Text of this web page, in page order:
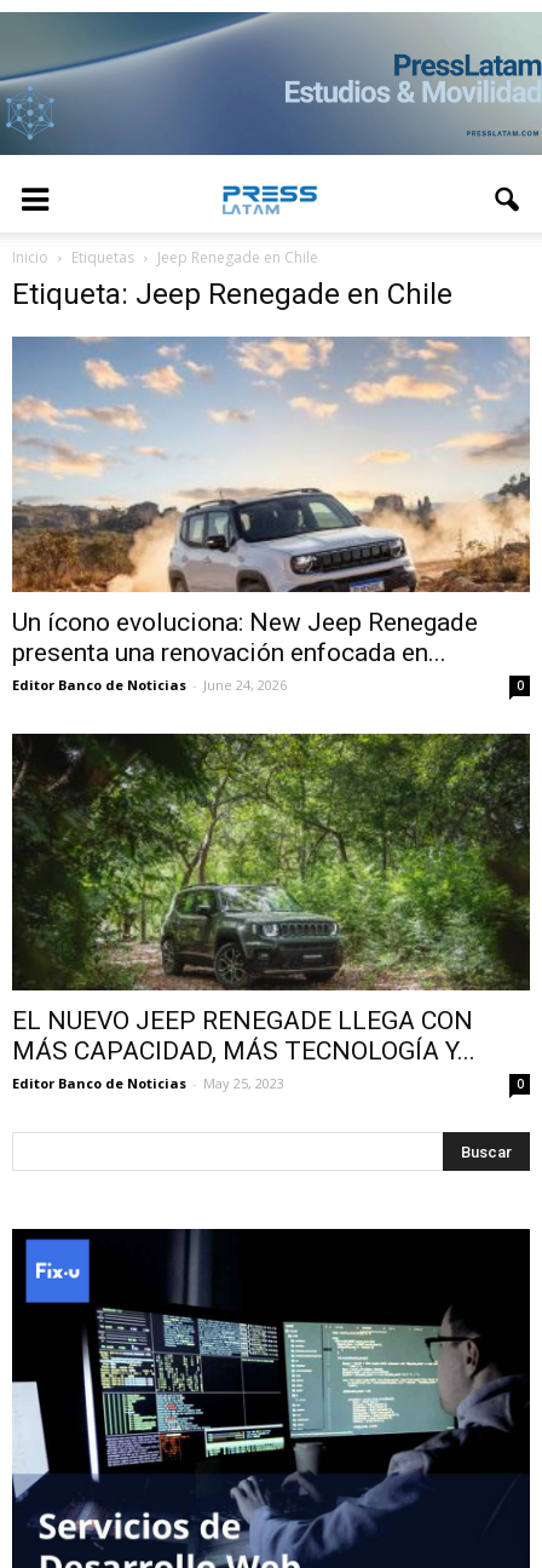
Inicio Etiquetas Jeep Renegade en Chile
Etiqueta: Jeep Renegade en Chile
Un ícono evoluciona: New Jeep Renegade
presenta una renovación enfocada en...
Editor Banco de Noticias - June 24, 2026 0
EL NUEVO JEEP RENEGADE LLEGA CON
MÁS CAPACIDAD, MÁS TECNOLOGÍA Y...
Editor Banco de Noticias - May 25, 2023 0